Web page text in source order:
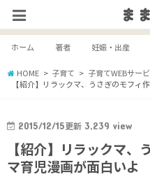
ホーム 著者 妊娠・出産
HOME 子育て
子育てWEBサー
【紹介】リラックマ、うさぎのモフィ
2015/12/15更新 3,239 view
【紹介】リラックマ、
マ育児漫画が面白いよ